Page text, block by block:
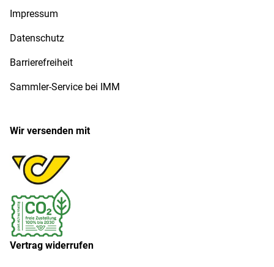
Impressum
Datenschutz
Barrierefreiheit
Sammler-Service bei IMM
Wir versenden mit
Vertrag widerrufen